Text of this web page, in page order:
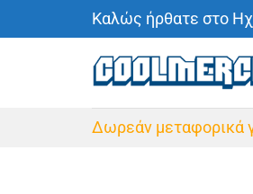
Καλώς ήρθατε στο
Δωρεάν μεταφορικά